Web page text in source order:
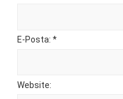
E-Posta: *
Website: